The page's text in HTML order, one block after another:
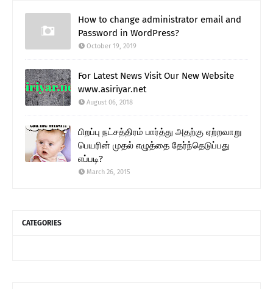
How to change administrator email and
Password in WordPress?
October 19, 2019
For Latest News Visit Our New Website
www.asiriyar.net
August 06, 2018
பிறப்பு நட்சத்திரம் பார்த்து அதற்கு ஏற்றவாறு
பெயரின் முதல் எழுத்தை தேர்ந்தெடுப்பது
எப்படி?
March 26, 2015
CATEGORIES